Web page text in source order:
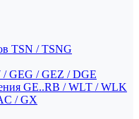
TSN / TSNG
GEG / GEZ / DGE
GE..RB / WLT / WLK
/ GX